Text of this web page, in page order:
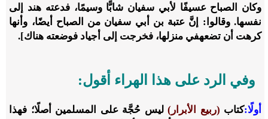
وكان الصباح عسيفًا لأبي سفيان شابًّا وسيمًا، فدعته هند إلى
نفسها. وقالوا: إنَّ عتبة بن أبي سفيان من الصباح أيضًا، وأنها
كرهت أن تضعهفي منزلها، فخرجت إلى أجياد فوضعته هناك].
وفي الرد على هذا الهراء أقول:
أولًا:كتاب (ربيع الأبرار)ليس حُجَّة على المسلمين أصلًا؛ فهذا